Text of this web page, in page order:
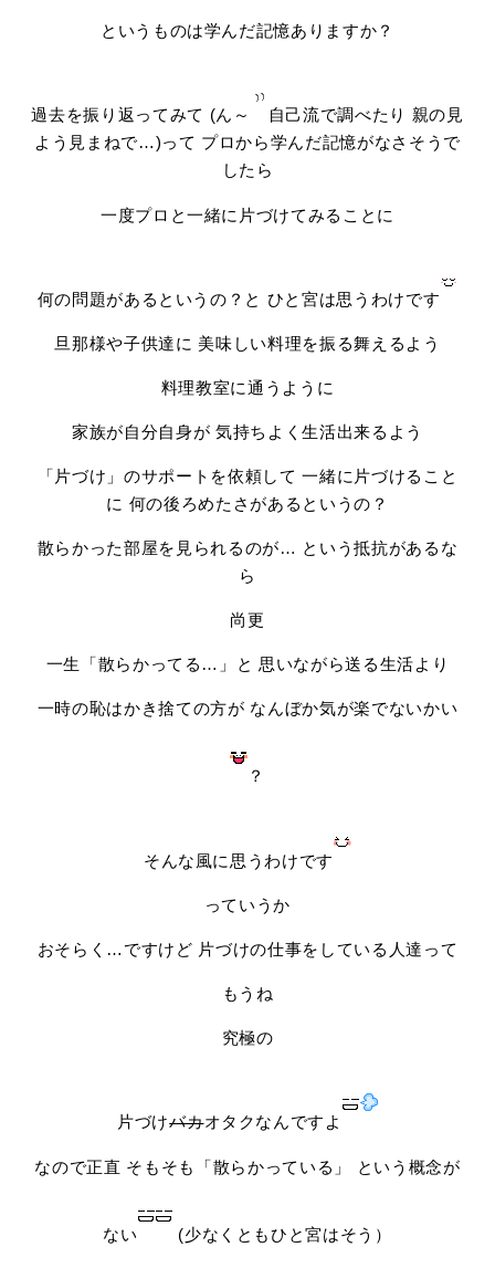
というものは学んだ記憶ありますか？
過去を振り返ってみて (ん～
自己流で調べたり 親の見
よう見まねで…)って プロから学んだ記憶がなさそうで
したら
一度プロと一緒に片づけてみることに
何の問題があるというの？と ひと宮は思うわけです
旦那様や子供達に 美味しい料理を振る舞えるよう
料理教室に通うように
家族が自分自身が 気持ちよく生活出来るよう
「片づけ」のサポートを依頼して 一緒に片づけること
に 何の後ろめたさがあるというの？
散らかった部屋を見られるのが… という抵抗があるな
ら
尚更
一生「散らかってる…」と 思いながら送る生活より
一時の恥はかき捨ての方が なんぼか気が楽でないかい
？
そんな風に思うわけです
っていうか
おそらく…ですけど 片づけの仕事をしている人達って
もうね
究極の
片づけバカオタクなんですよ
なので正直 そもそも「散らかっている」 という概念が
ない (少なくともひと宮はそう）